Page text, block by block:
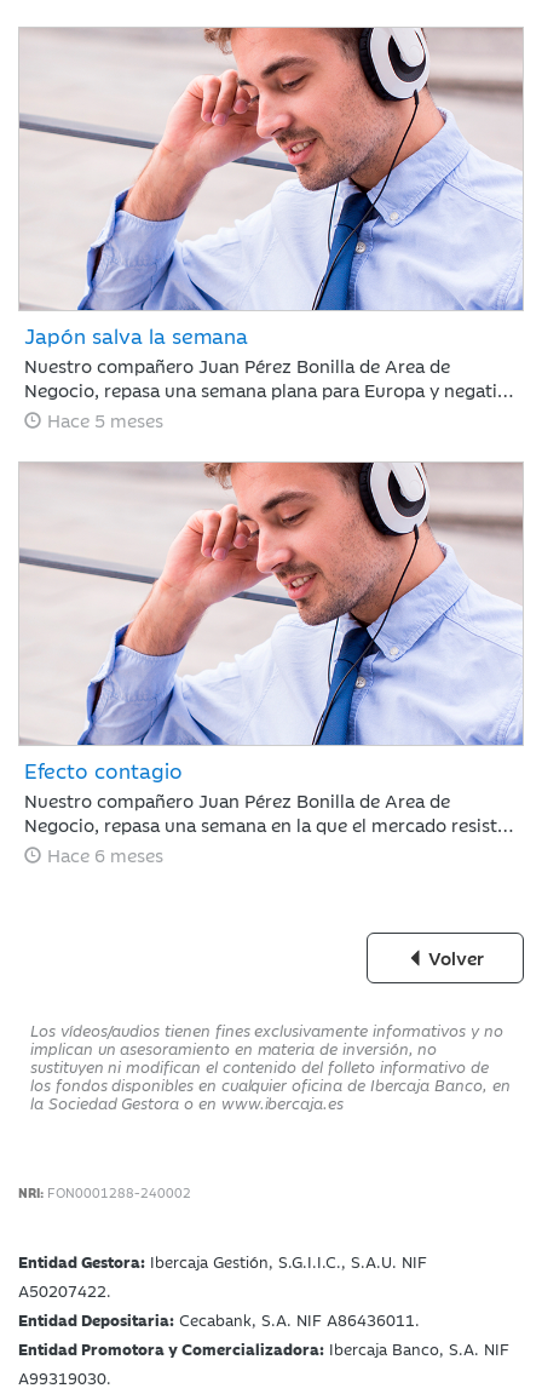
el foco en el software, y en comprar energía,
infraestructura o compañías industriales.
Japón salva la semana
Nuestro compañero Juan Pérez Bonilla de Area de
Negocio, repasa una semana plana para Europa y negativa
para Estados Unidos, en la que la renta variable japonesa
Hace 5 meses
Efecto contagio
Nuestro compañero Juan Pérez Bonilla de Area de
Negocio, repasa una semana en la que el mercado resiste
tras estar condicionado por el 'efecto contagio' entre el
Hace 6 meses
Volver
Los vídeos/audios tienen fines exclusivamente informativos y no
implican un asesoramiento en materia de inversión, no
sustituyen ni modifican el contenido del folleto informativo de
los fondos disponibles en cualquier oficina de Ibercaja Banco, en
la Sociedad Gestora o en www.ibercaja.es
NRI: FON0001288-240002
Entidad Gestora: Ibercaja Gestión, S.G.I.I.C., S.A.U. NIF
A50207422.
Entidad Depositaria: Cecabank, S.A. NIF A86436011.
Entidad Promotora y Comercializadora: Ibercaja Banco, S.A. NIF
A99319030.